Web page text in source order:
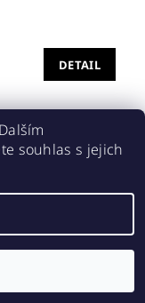
DETAIL
souhlas s jejich